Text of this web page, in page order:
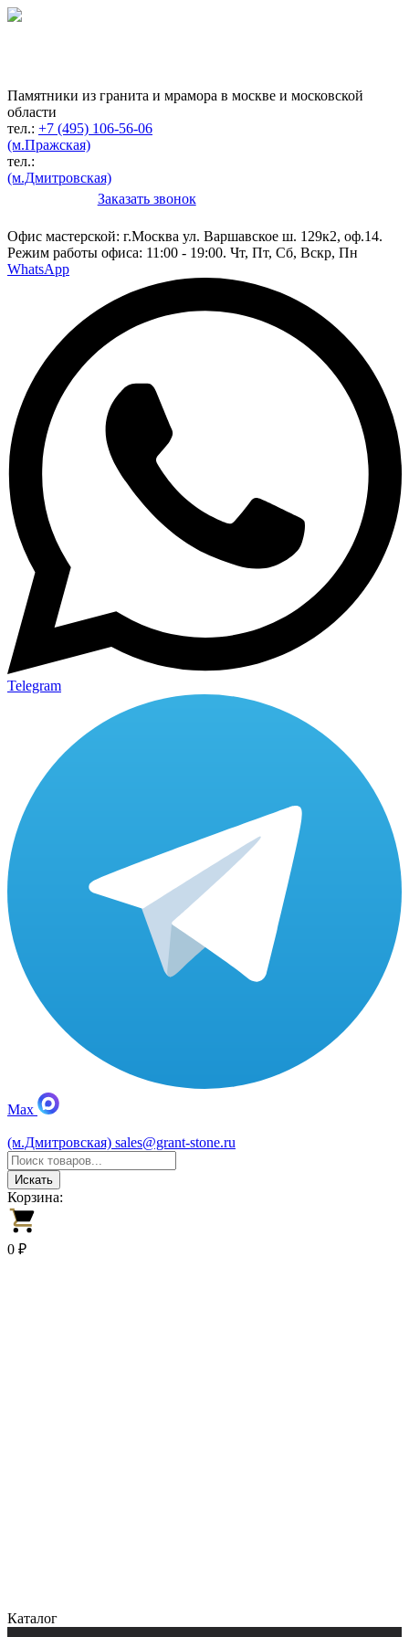
Памятники из гранита и мрамора в москве и московской
области
тел.: +7 (495) 106-56-06
(м.Пражская)
тел.:
(м.Дмитровская)
Заказать звонок
Офис мастерской: г.Москва ул. Варшавское ш. 129к2, оф.14.
Режим работы офиса: 11:00 - 19:00. Чт, Пт, Сб, Вскр, Пн
WhatsApp
Telegram
Max
(м.Дмитровская) sales@grant-stone.ru
Искать
Корзина:
0 ₽
Каталог